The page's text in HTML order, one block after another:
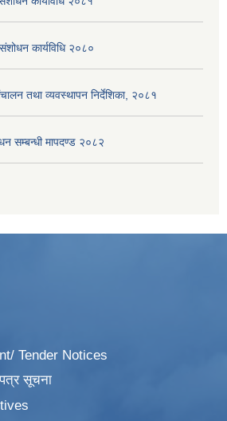
कार्यविधि २०८०
तथा व्यवस्थापन निर्देशिका, २०८१
सम्बन्धी मापदण्ड २०८२
Tender Notices
सूचना